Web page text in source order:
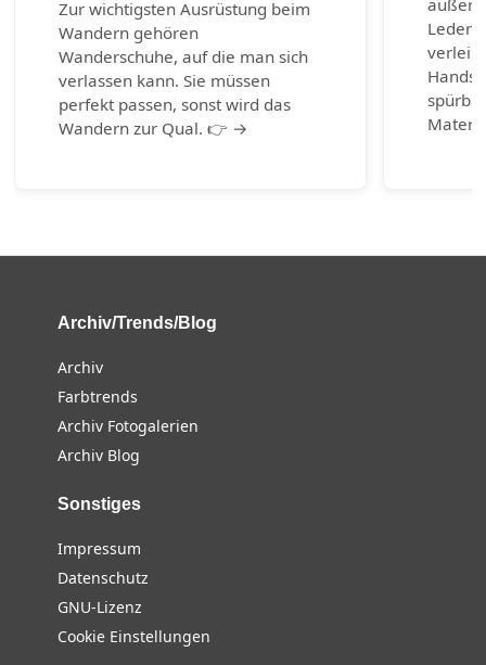
Zur wichtigsten Ausrüstung beim
Wandern gehören
Wanderschuhe, auf die man sich
verlassen kann. Sie müssen
perfekt passen, sonst wird das
Wandern zur Qual. 👉 →
Archiv/Trends/Blog
Archiv
Farbtrends
Archiv Fotogalerien
Archiv Blog
Sonstiges
Impressum
Datenschutz
GNU-Lizenz
Cookie Einstellungen